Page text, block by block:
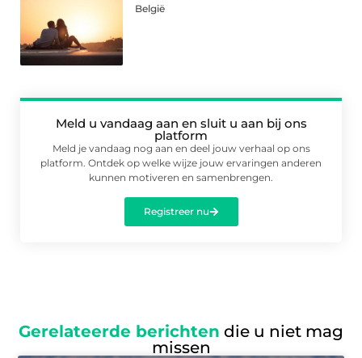
België
Meld u vandaag aan en sluit u aan bij ons
platform
Meld je vandaag nog aan en deel jouw verhaal op ons
platform. Ontdek op welke wijze jouw ervaringen anderen
kunnen motiveren en samenbrengen.
Registreer nu
Gerelateerde berichten die u niet mag
missen